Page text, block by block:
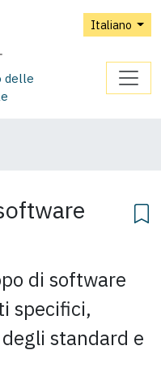
Italiano
delle
di software
specifici,
standard e